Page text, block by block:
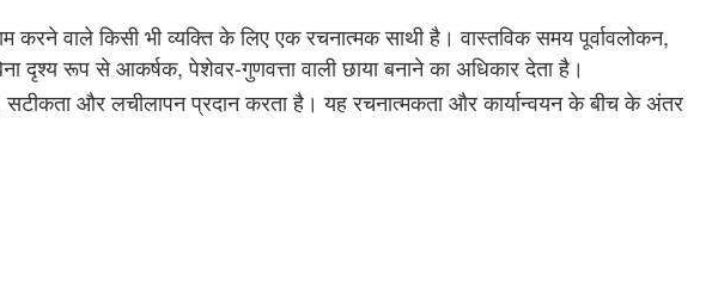
वाले किसी भी व्यक्ति के लिए एक रचनात्मक साथी है। वास्तविक समय पूर्वावलोकन,
रूप से आकर्षक, पेशेवर-गुणवत्ता वाली छाया बनाने का अधिकार देता है।
और लचीलापन प्रदान करता है। यह रचनात्मकता और कार्यान्वयन के बीच के अंतर